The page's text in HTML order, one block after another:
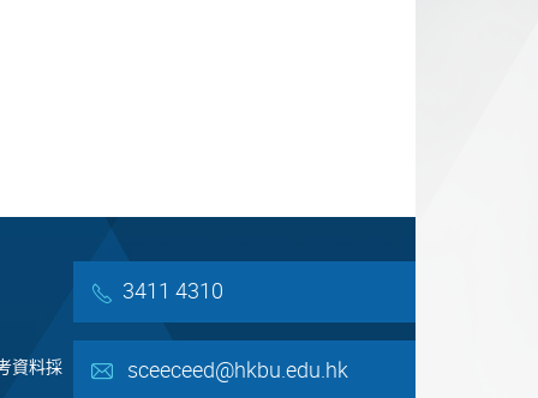
資料採
3411 4310
sceeceed@hkbu.edu.hk